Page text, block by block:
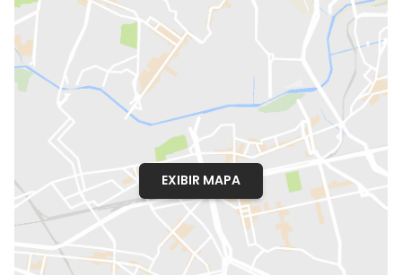
EXIBIR MAPA